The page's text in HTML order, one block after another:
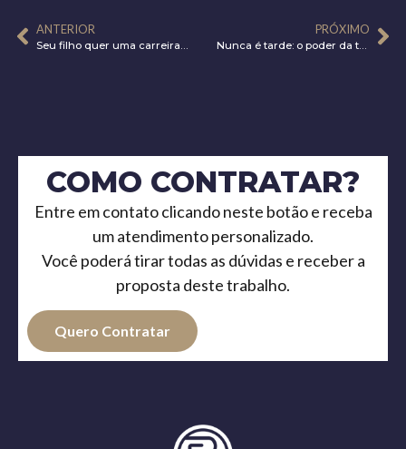
ANTERIOR PRÓXIMO
COMO CONTRATAR?
Entre em contato clicando neste botão e receba
um atendimento personalizado.
Você poderá tirar todas as dúvidas e receber a
proposta deste trabalho.
Quero Contratar